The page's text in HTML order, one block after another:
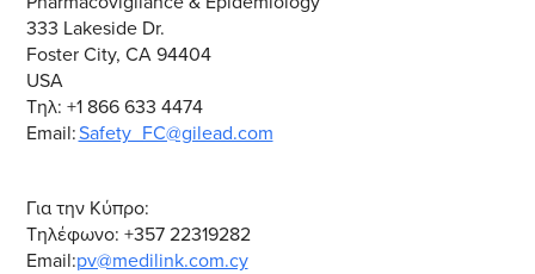
333 Lakeside Dr.
Foster City, CA 94404
USA
Τηλ: +1 866 633 4474
Email:Safety_FC@gilead.com
Για την Κύπρο:
Τηλέφωνο: +357 22319282
Email:pv@medilink.com.cy